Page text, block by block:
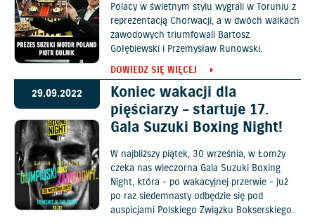
Polacy w świetnym stylu wygrali w Toruniu z
reprezentacją Chorwacji, a w dwóch walkach
zawodowych triumfowali Bartosz
Gołębiewski i Przemysław Runowski.
DOWIEDZ SIĘ WIĘCEJ
29.09.2022
Koniec wakacji dla
pięściarzy – startuje 17.
Gala Suzuki Boxing Night!
W najbliższy piątek, 30 września, w Łomży
czeka nas wieczorna Gala Suzuki Boxing
Night, która - po wakacyjnej przerwie - już
po raz siedemnasty odbędzie się pod
auspicjami Polskiego Związku Bokserskiego.